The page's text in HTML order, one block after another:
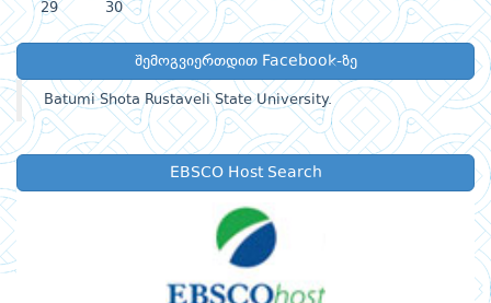
29 30
შემოგვიერთდით Facebook-ზე
Batumi Shota Rustaveli State University.
EBSCO Host Search